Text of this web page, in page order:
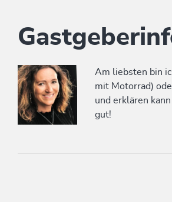
Am liebsten bin
mit Motorrad)
und erklären
gut!